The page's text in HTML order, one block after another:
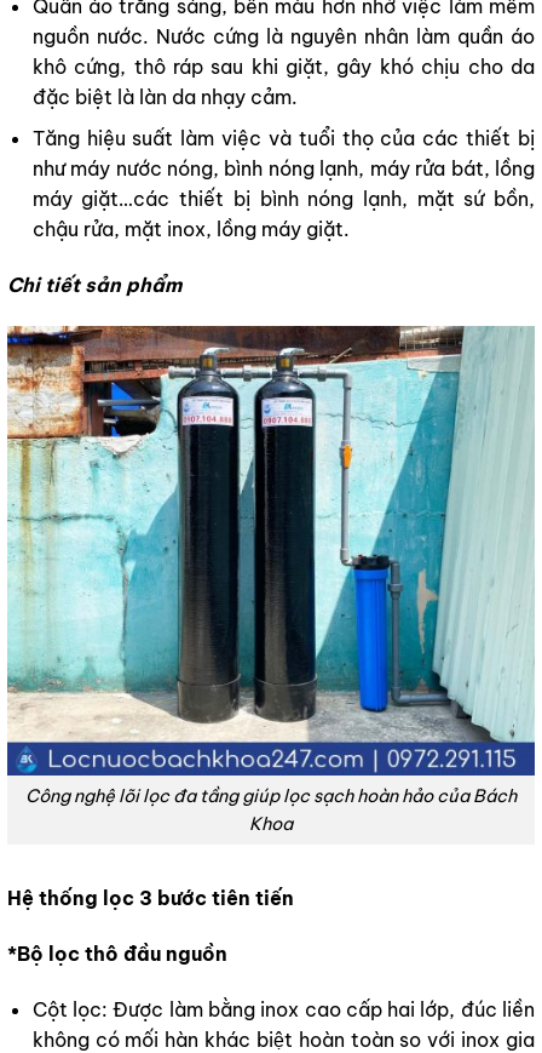
Quần áo trắng sáng, bền màu hơn nhờ việc làm mềm
nguồn nước. Nước cứng là nguyên nhân làm quần áo
khô cứng, thô ráp sau khi giặt, gây khó chịu cho da
đặc biệt là làn da nhạy cảm.
Tăng hiệu suất làm việc và tuổi thọ của các thiết bị
như máy nước nóng, bình nóng lạnh, máy rửa bát, lồng
máy giặt…các thiết bị bình nóng lạnh, mặt sứ bồn,
chậu rửa, mặt inox, lồng máy giặt.
Chi tiết sản phẩm
Công nghệ lõi lọc đa tầng giúp lọc sạch hoàn hảo của Bách
Khoa
Hệ thống lọc 3 bước tiên tiến
*Bộ lọc thô đầu nguồn
Cột lọc: Được làm bằng inox cao cấp hai lớp, đúc liền
không có mối hàn khác biệt hoàn toàn so với inox gia